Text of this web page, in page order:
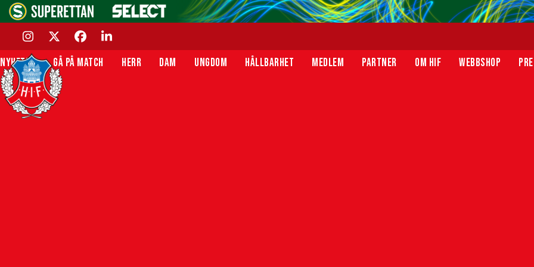
Skip
to
contentINSTAGRAM
TWITTERFACEBOOK
LINKEDIN
NYHETER GÅ PÅ MATCH HERR DAM UNGDOM HÅLLBARHET MEDLEM PARTNER OM HIF WEBBSHOP